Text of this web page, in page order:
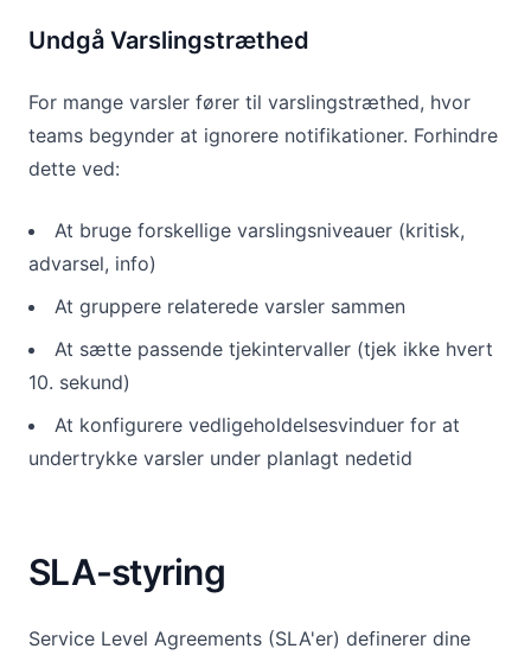
Undgå Varslingstræthed
For mange varsler fører til varslingstræthed, hvor
teams begynder at ignorere notifikationer. Forhindre
dette ved:
At bruge forskellige varslingsniveauer (kritisk,
advarsel, info)
At gruppere relaterede varsler sammen
At sætte passende tjekintervaller (tjek ikke hvert
10. sekund)
At konfigurere vedligeholdelsesvinduer for at
undertrykke varsler under planlagt nedetid
SLA-styring
Service Level Agreements (SLA'er) definerer dine